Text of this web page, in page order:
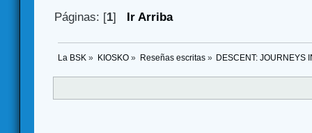
Páginas: [1] Ir Arriba
La BSK » KIOSKO» Reseñas escritas» DESCENT: JOURNEYS